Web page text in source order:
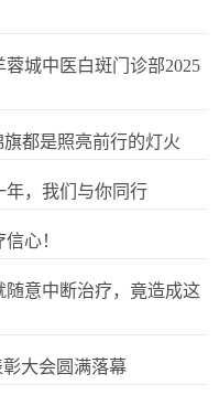
城中医白斑门诊部2025
都是照亮前行的灯火
年，我们与你同行
心！
随意中断治疗，竟造成这
彰大会圆满落幕